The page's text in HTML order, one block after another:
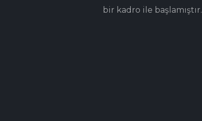
bir kadro ile başlamıştır.